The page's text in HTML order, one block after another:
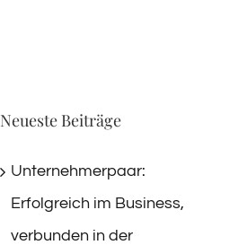
Neueste Beiträge
Unternehmerpaar:
Erfolgreich im Business,
verbunden in der